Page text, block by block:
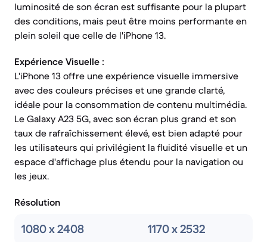
luminosité de son écran est suffisante pour la plupart
des conditions, mais peut être moins performante en
plein soleil que celle de l'iPhone 13.
Expérience Visuelle :
L'iPhone 13 offre une expérience visuelle immersive
avec des couleurs précises et une grande clarté,
idéale pour la consommation de contenu multimédia.
Le Galaxy A23 5G, avec son écran plus grand et son
taux de rafraîchissement élevé, est bien adapté pour
les utilisateurs qui privilégient la fluidité visuelle et un
espace d'affichage plus étendu pour la navigation ou
les jeux.
Résolution
1080 x 2408 1170 x 2532